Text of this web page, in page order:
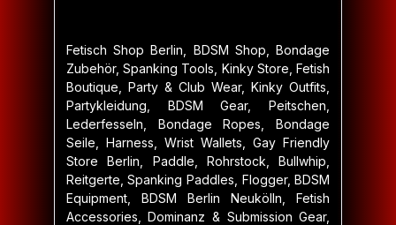
Fetisch Shop Berlin, BDSM Shop, Bondage
Zubehör, Spanking Tools, Kinky Store, Fetish
Boutique, Party & Club Wear, Kinky Outfits,
Partykleidung, BDSM Gear, Peitschen,
Lederfesseln, Bondage Ropes, Bondage
Seile, Harness, Wrist Wallets, Gay Friendly
Store Berlin, Paddle, Rohrstock, Bullwhip,
Reitgerte, Spanking Paddles, Flogger, BDSM
Equipment, BDSM Berlin Neukölln, Fetish
Accessories, Dominanz & Submission Gear,